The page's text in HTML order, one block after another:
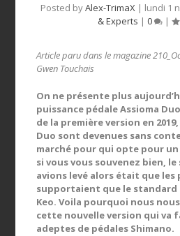
Posted byAlex-TrimaX | lundi 1
& Experts | 0 |
Article paru dans le magazine
Gwen Touchais
On ne présente plus aujourd’
puissance pédale Assioma
de la première version en
Duo sont devenues sans
marché pour qui opte pour
si vous vous souvenez bien,
avions levé alors était que les
supportaient que le standard
Keo. Voila pourquoi nous
cette nouvelle version qui va
adeptes de pédales Shimano.